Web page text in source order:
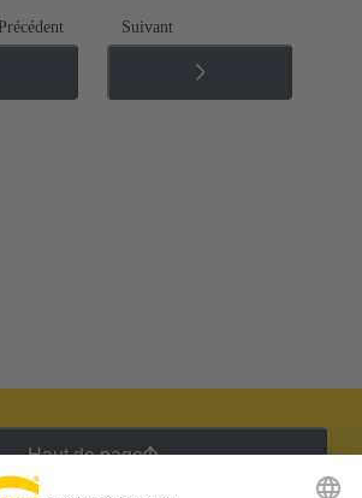
Précédent Suivant
Haut de page